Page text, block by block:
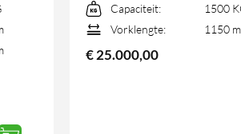
Capaciteit:
1500
Vorklengte:
1150
€25.000,00